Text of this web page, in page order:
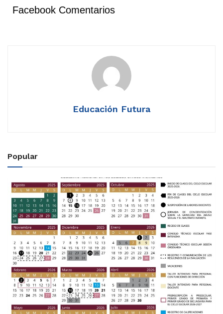
Facebook Comentarios
Educación Futura
Popular